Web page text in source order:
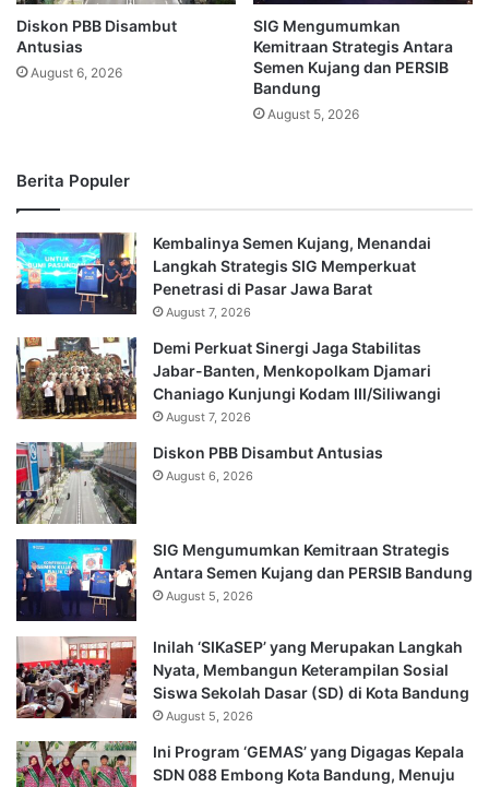
Diskon PBB Disambut
Antusias
August 6, 2026
SIG Mengumumkan
Kemitraan Strategis Antara
Semen Kujang dan PERSIB
Bandung
August 5, 2026
Berita Populer
Kembalinya Semen Kujang, Menandai
Langkah Strategis SIG Memperkuat
Penetrasi di Pasar Jawa Barat
August 7, 2026
Demi Perkuat Sinergi Jaga Stabilitas
Jabar-Banten, Menkopolkam Djamari
Chaniago Kunjungi Kodam III/Siliwangi
August 7, 2026
Diskon PBB Disambut Antusias
August 6, 2026
SIG Mengumumkan Kemitraan Strategis
Antara Semen Kujang dan PERSIB Bandung
August 5, 2026
Inilah ‘SIKaSEP’ yang Merupakan Langkah
Nyata, Membangun Keterampilan Sosial
Siswa Sekolah Dasar (SD) di Kota Bandung
August 5, 2026
Ini Program ‘GEMAS’ yang Digagas Kepala
SDN 088 Embong Kota Bandung, Menuju